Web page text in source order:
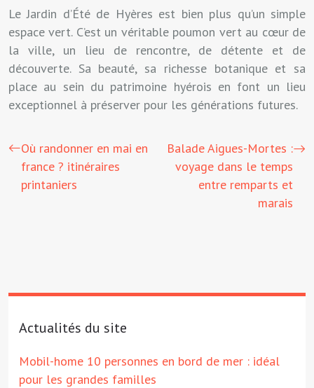
Le Jardin d’Été de Hyères est bien plus qu’un simple
espace vert. C’est un véritable poumon vert au cœur de
la ville, un lieu de rencontre, de détente et de
découverte. Sa beauté, sa richesse botanique et sa
place au sein du patrimoine hyérois en font un lieu
exceptionnel à préserver pour les générations futures.
Où randonner en mai en
france ? itinéraires
printaniers
Balade Aigues-Mortes :
voyage dans le temps
entre remparts et
marais
Actualités du site
Mobil-home 10 personnes en bord de mer : idéal
pour les grandes familles